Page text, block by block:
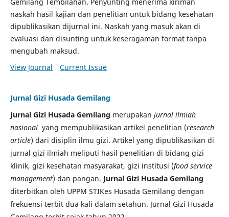
naskah hasil kajian dan penelitian untuk bidang kesehatan
dipublikasikan dijurnal ini. Naskah yang masuk akan di
evaluasi dan disunting untuk keseragaman format tanpa
mengubah maksud.
View Journal
Current Issue
Jurnal Gizi Husada Gemilang
Jurnal Gizi Husada Gemilang merupakan jurnal ilmiah
nasionalyang mempublikasikan artikel penelitian (research
article) dari disiplin ilmu gizi. Artikel yang dipublikasikan di
jurnal gizi ilmiah meliputi hasil penelitian di bidang gizi
klinik, gizi kesehatan masyarakat, gizi institusi (food service
management) dan pangan. Jurnal Gizi Husada Gemilang
diterbitkan oleh UPPM STIKes Husada Gemilang dengan
frekuensi terbit dua kali dalam setahun. Jurnal Gizi Husada